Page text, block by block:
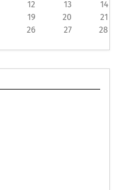
12 13
14
19 20
21
26 27
28